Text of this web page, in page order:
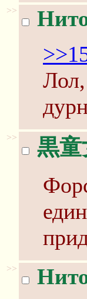
>>
Лол,
>> 黒童
>>